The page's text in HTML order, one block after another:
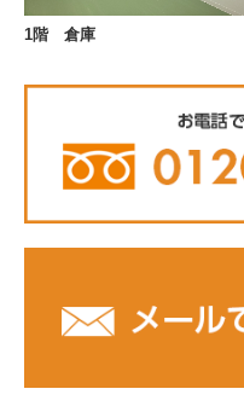
1階 倉庫